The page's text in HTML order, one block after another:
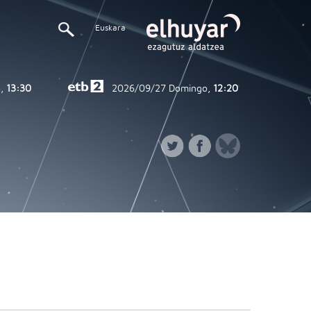
Euskara
13:30 2026/09/27 Domingo, 12:20